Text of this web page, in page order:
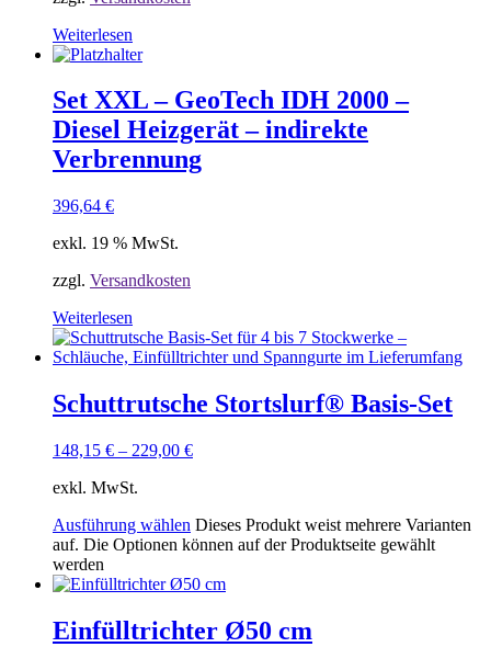
Weiterlesen
Set XXL – GeoTech IDH 2000 –
Diesel Heizgerät – indirekte
Verbrennung
396,64 €
exkl. 19 % MwSt.
zzgl. Versandkosten
Weiterlesen
Schuttrutsche Stortslurf® Basis-Set
148,15 € – 229,00 €
exkl. MwSt.
Ausführung wählen Dieses Produkt weist mehrere Varianten
auf. Die Optionen können auf der Produktseite gewählt
werden
Einfülltrichter Ø50 cm